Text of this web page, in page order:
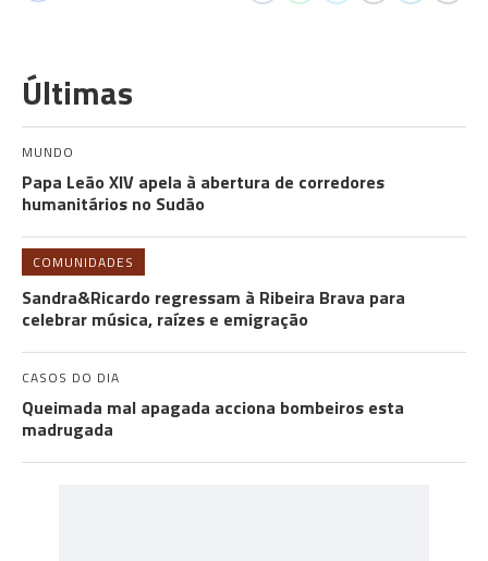
Últimas
MUNDO
Papa Leão XIV apela à abertura de corredores
humanitários no Sudão
COMUNIDADES
Sandra&Ricardo regressam à Ribeira Brava para
celebrar música, raízes e emigração
CASOS DO DIA
Queimada mal apagada acciona bombeiros esta
madrugada